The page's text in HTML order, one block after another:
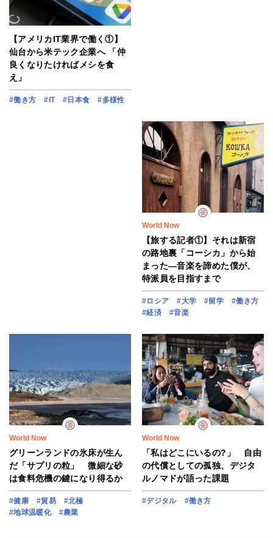
【アメリカIT業界で働く①】
仙台から米テック企業へ 「仲
良くなりたければメシを食
え」
#働き方 #IT #日本食 #多様性
World Now
【旅する記者①】それは新宿
の路地裏「コーシカ」から始
まった―音楽を諦めた僕が、
特派員を目指すまで
#ロシア #大学 #留学
#働き方
#経済
#音楽
World Now
グリーンランドの氷床が生ん
だ「サプリの粒」 微細な砂
は食料危機の鍵になり得るか
#健康 #貿易
#北極
#地球温暖化
#農業
World Now
「私はどこにいるの?」 自由
の代償としての孤独、デジタ
ルノマドが語った課題
#デジタル #働き方